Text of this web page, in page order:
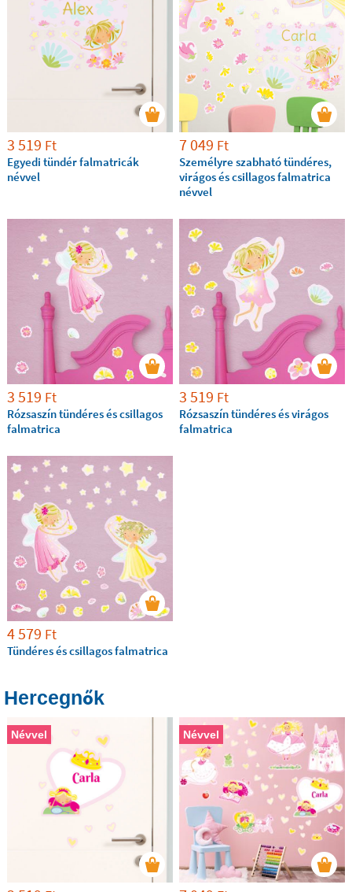
3 519 Ft
Egyedi tündér falmatricák
névvel
7 049 Ft
Személyre szabható tündéres,
virágos és csillagos falmatrica
névvel
3 519 Ft
Rózsaszín tündéres és csillagos
falmatrica
3 519 Ft
Rózsaszín tündéres és virágos
falmatrica
4 579 Ft
Tündéres és csillagos falmatrica
Hercegnők
Névvel Névvel